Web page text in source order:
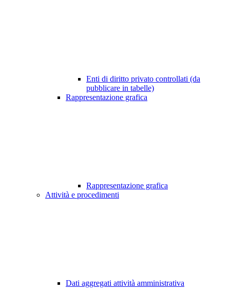
Enti di diritto privato controllati (da
pubblicare in tabelle)
Rappresentazione grafica
Rappresentazione grafica
Attività e procedimenti
Dati aggregati attività amministrativa